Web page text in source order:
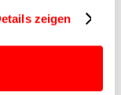
zeigen